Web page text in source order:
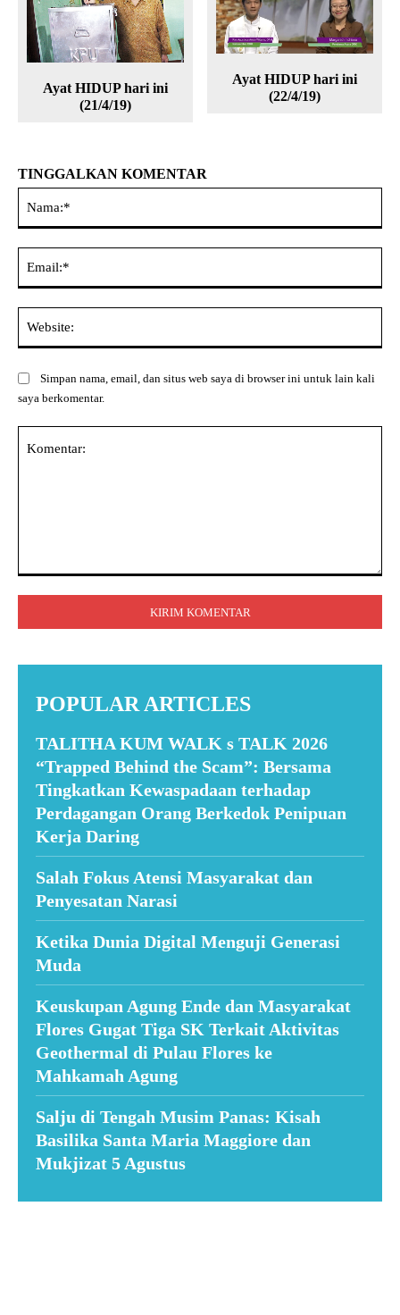
Ayat HIDUP hari ini
(21/4/19)
Ayat HIDUP hari ini
(22/4/19)
TINGGALKAN KOMENTAR
Simpan nama, email, dan situs web saya di browser ini untuk lain kali
saya berkomentar.
POPULAR ARTICLES
TALITHA KUM WALK s TALK 2026
“Trapped Behind the Scam”: Bersama
Tingkatkan Kewaspadaan terhadap
Perdagangan Orang Berkedok Penipuan
Kerja Daring
Salah Fokus Atensi Masyarakat dan
Penyesatan Narasi
Ketika Dunia Digital Menguji Generasi
Muda
Keuskupan Agung Ende dan Masyarakat
Flores Gugat Tiga SK Terkait Aktivitas
Geothermal di Pulau Flores ke
Mahkamah Agung
Salju di Tengah Musim Panas: Kisah
Basilika Santa Maria Maggiore dan
Mukjizat 5 Agustus